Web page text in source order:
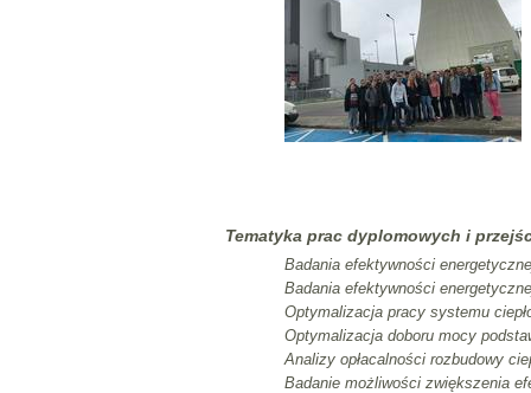
Tematyka prac dyplomowych i
Badania efektywności
Badania efektywności
Optymalizacja pracy systemu
Optymalizacja doboru mocy
Analizy opłacalności rozbudowy
Badanie możliwości zwiększenia